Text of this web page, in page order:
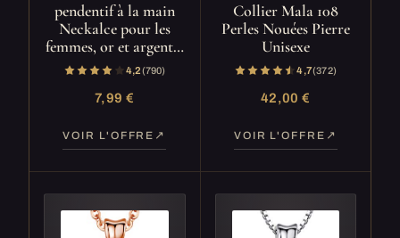
pendentif à la main
Neckalce pour les
femmes, or et argent…
4,2(790)
7,99 €
VOIR L'OFFRE
Collier Mala 108
Perles Nouées Pierre
Unisexe
4,7(372)
42,00 €
VOIR L'OFFRE